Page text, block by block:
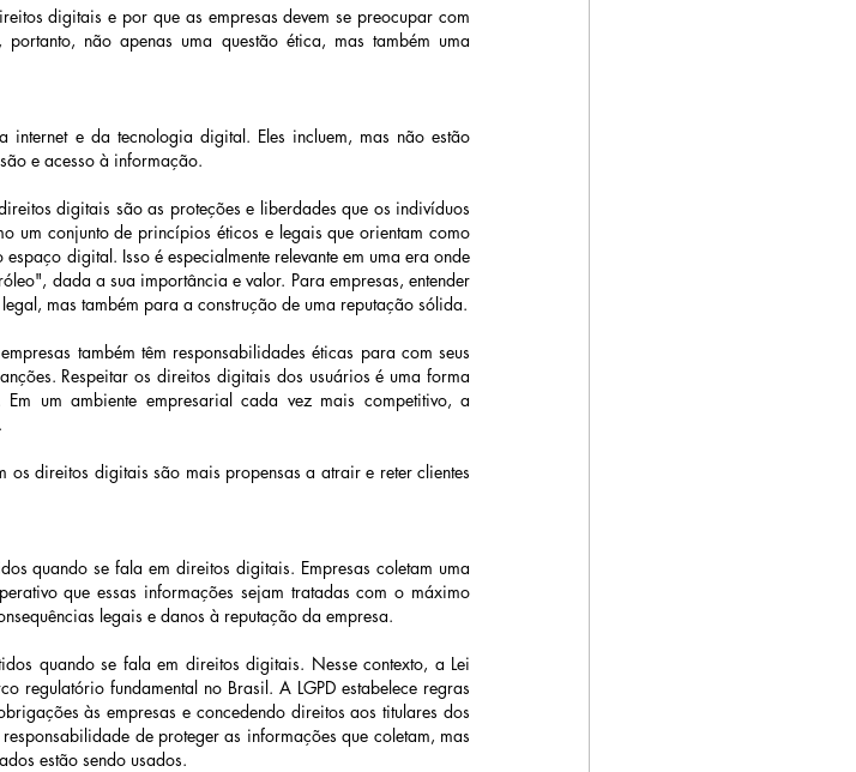
digitais e por que as empresas devem se preocupar com
não apenas uma questão ética, mas também uma
e da tecnologia digital. Eles incluem, mas não estão
e acesso à informação.
digitais são as proteções e liberdades que os indivíduos
um conjunto de princípios éticos e legais que orientam como
digital. Isso é especialmente relevante em uma era onde
dada a sua importância e valor. Para empresas, entender
também têm responsabilidades éticas para com seus
Respeitar os direitos digitais dos usuários é uma forma
um ambiente empresarial cada vez mais competitivo, a
os direitos digitais são mais propensas a atrair e reter clientes
quando se fala em direitos digitais. Empresas coletam uma
que essas informações sejam tratadas com o máximo
legais e danos à reputação da empresa.
quando se fala em direitos digitais. Nesse contexto, a Lei
regulatório fundamental no Brasil. A LGPD estabelece regras
às empresas e concedendo direitos aos titulares dos
de proteger as informações que coletam, mas
estão sendo usados.